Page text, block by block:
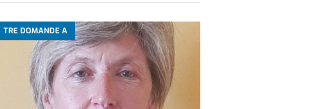
TRE DOMANDE A